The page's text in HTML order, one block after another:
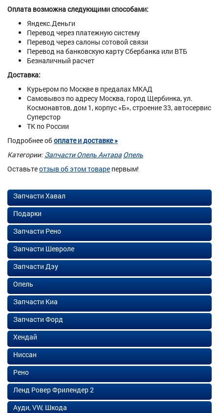
Оплата возможна следующими способами:
Яндекс.Деньги
Перевод через платежную систему
Перевод через салоны сотовой связи
Перевод на банковскую карту Сбербанка или ВТБ
Безналичный расчет
Доставка:
Курьером по Москве в предалах МКАД
Самовывоз по адресу Москва, город Щербинка, ул.
Космонавтов, дом 1, корпус «Б», строение 33, автосервис
Суперстор
ТК по России
Подробнее обоплате и доставке »
Категории: Запчасти Опель Антара Опель
Оставьтеотзыв об этом товаре первым!
Запчасти Хавал
Подарки
Запчасти Рено
Запчасти Шевроле
Запчасти Дэу
Опель
Запчасти Киа
Запчасти Форд
Хендай
Ниссан
Рено
Ленд Ровер Фрилендер 2
Ауди, VW, Шкода